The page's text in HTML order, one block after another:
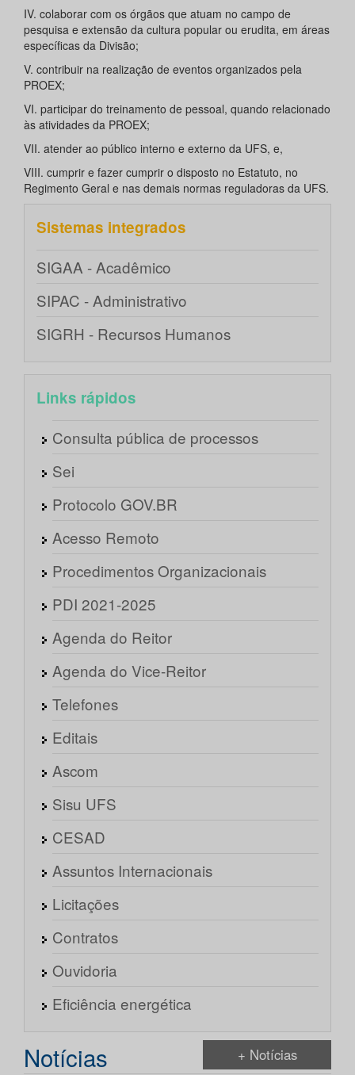
IV. colaborar com os órgãos que atuam no campo de
pesquisa e extensão da cultura popular ou erudita, em áreas
específicas da Divisão;
V. contribuir na realização de eventos organizados pela
PROEX;
VI. participar do treinamento de pessoal, quando relacionado
às atividades da PROEX;
VII. atender ao público interno e externo da UFS, e,
VIII. cumprir e fazer cumprir o disposto no Estatuto, no
Regimento Geral e nas demais normas reguladoras da UFS.
Sistemas integrados
SIGAA - Acadêmico
SIPAC - Administrativo
SIGRH - Recursos Humanos
Links rápidos
Consulta pública de processos
Sei
Protocolo GOV.BR
Acesso Remoto
Procedimentos Organizacionais
PDI 2021-2025
Agenda do Reitor
Agenda do Vice-Reitor
Telefones
Editais
Ascom
Sisu UFS
CESAD
Assuntos Internacionais
Licitações
Contratos
Ouvidoria
Eficiência energética
Notícias + Notícias